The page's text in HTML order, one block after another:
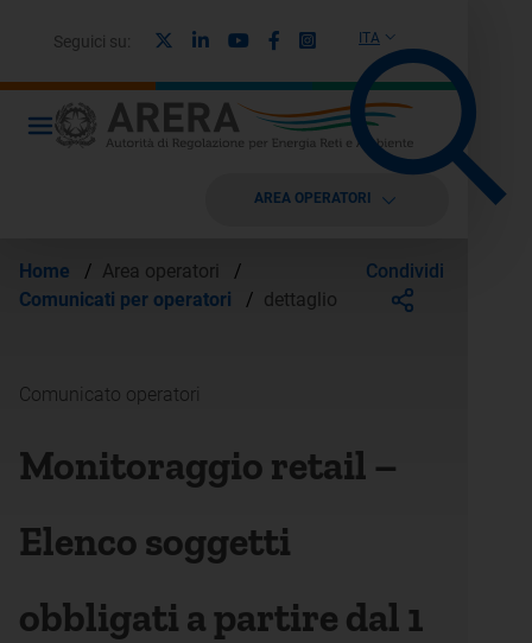
ITA
Seguici su: LinkedinYoutubeFacebook
Instagram
AREA OPERATORI
Home / Area operatori
/
Comunicati per operatori
/ dettaglio
Condividi
Comunicato operatori
Monitoraggio retail –
Elenco soggetti
obbligati a partire dal 1